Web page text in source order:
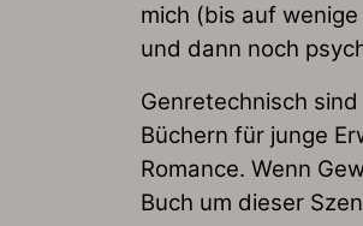
mich (bis auf
und dann noch
Genretechnisch
Büchern für junge
Romance. Wenn
Buch um dieser